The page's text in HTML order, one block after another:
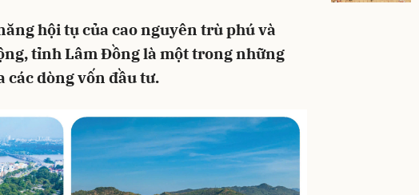
hội tụ của cao nguyên trù phú và
tỉnh Lâm Đồng là một trong những
các dòng vốn đầu tư.